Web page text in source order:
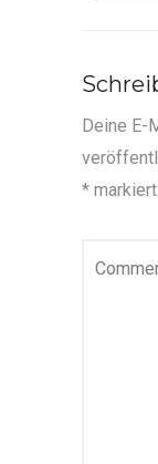
Deine E-
* markiert